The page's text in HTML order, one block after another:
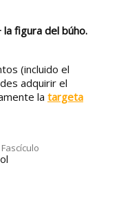
la figura del búho.
(incluido el
adquirir el
la targeta